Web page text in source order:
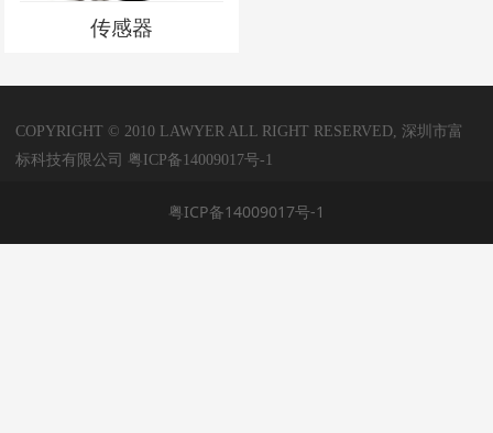
传感器
COPYRIGHT © 2010 LAWYER ALL RIGHT RESERVED, 深圳市富
标科技有限公司
粤ICP备14009017号-1
粤ICP备14009017号-1